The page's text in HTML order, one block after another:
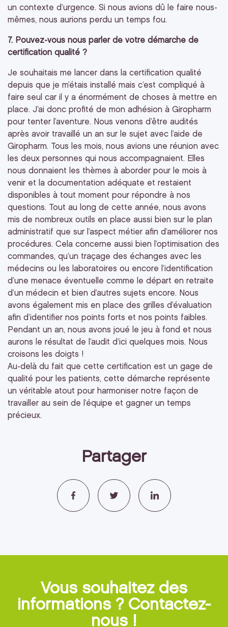
Partager
un contexte d’urgence. Si nous avions dû le faire nous-
mêmes, nous aurions perdu un temps fou.
7. Pouvez-vous nous parler de votre démarche de
certification qualité ?
Je souhaitais me lancer dans la certification qualité
depuis que je m’étais installé mais c’est compliqué à
faire seul car il y a énormément de choses à mettre en
place. J’ai donc profité de mon adhésion à Giropharm
pour tenter l’aventure. Nous venons d’être audités
après avoir travaillé un an sur le sujet avec l’aide de
Giropharm. Tous les mois, nous avions une réunion avec
les deux personnes qui nous accompagnaient. Elles
nous donnaient les thèmes à aborder pour le mois à
venir et la documentation adéquate et restaient
disponibles à tout moment pour répondre à nos
questions. Tout au long de cette année, nous avons
mis de nombreux outils en place aussi bien sur le plan
administratif que sur l’aspect métier afin d’améliorer nos
procédures. Cela concerne aussi bien l’optimisation des
commandes, qu’un traçage des échanges avec les
médecins ou les laboratoires ou encore l’identification
d’une menace éventuelle comme le départ en retraite
d’un médecin et bien d’autres sujets encore. Nous
avons également mis en place des grilles d’évaluation
afin d’identifier nos points forts et nos points faibles.
Pendant un an, nous avons joué le jeu à fond et nous
aurons le résultat de l’audit d’ici quelques mois. Nous
croisons les doigts !
Au-delà du fait que cette certification est un gage de
qualité pour les patients, cette démarche représente
un véritable atout pour harmoniser notre façon de
travailler au sein de l’équipe et gagner un temps
précieux.
Vous souhaitez des
informations ? Contactez-
nous !